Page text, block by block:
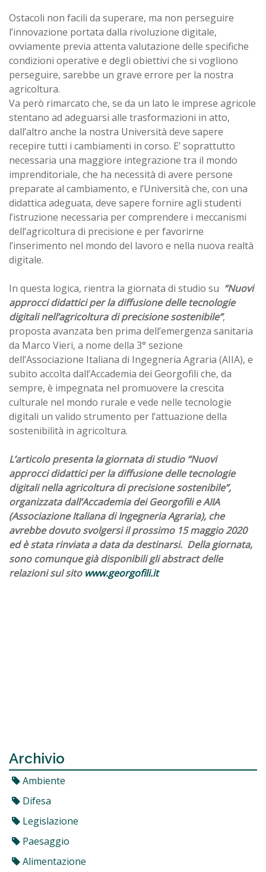
Ostacoli non facili da superare, ma non perseguire
l’innovazione portata dalla rivoluzione digitale,
ovviamente previa attenta valutazione delle specifiche
condizioni operative e degli obiettivi che si vogliono
perseguire, sarebbe un grave errore per la nostra
agricoltura.
Va però rimarcato che, se da un lato le imprese agricole
stentano ad adeguarsi alle trasformazioni in atto,
dall’altro anche la nostra Università deve sapere
recepire tutti i cambiamenti in corso. E’ soprattutto
necessaria una maggiore integrazione tra il mondo
imprenditoriale, che ha necessità di avere persone
preparate al cambiamento, e l’Università che, con una
didattica adeguata, deve sapere fornire agli studenti
l’istruzione necessaria per comprendere i meccanismi
dell’agricoltura di precisione e per favorirne
l’inserimento nel mondo del lavoro e nella nuova realtà
digitale.
In questa logica, rientra la giornata di studio su “Nuovi
approcci didattici per la diffusione delle tecnologie
digitali nell’agricoltura di precisione sostenibile”,
proposta avanzata ben prima dell’emergenza sanitaria
da Marco Vieri, a nome della 3° sezione
dell’Associazione Italiana di Ingegneria Agraria (AIIA), e
subito accolta dall’Accademia dei Georgofili che, da
sempre, è impegnata nel promuovere la crescita
culturale nel mondo rurale e vede nelle tecnologie
digitali un valido strumento per l’attuazione della
sostenibilità in agricoltura.
L’articolo presenta la giornata di studio “Nuovi
approcci didattici per la diffusione delle tecnologie
digitali nella agricoltura di precisione sostenibile”,
organizzata dall’Accademia dei Georgofili e AIIA
(Associazione Italiana di Ingegneria Agraria), che
avrebbe dovuto svolgersi il prossimo 15 maggio 2020
ed è stata rinviata a data da destinarsi. Della giornata,
sono comunque già disponibili gli abstract delle
relazioni sul sito www.georgofili.it
Archivio
Ambiente
Difesa
Legislazione
Paesaggio
Alimentazione